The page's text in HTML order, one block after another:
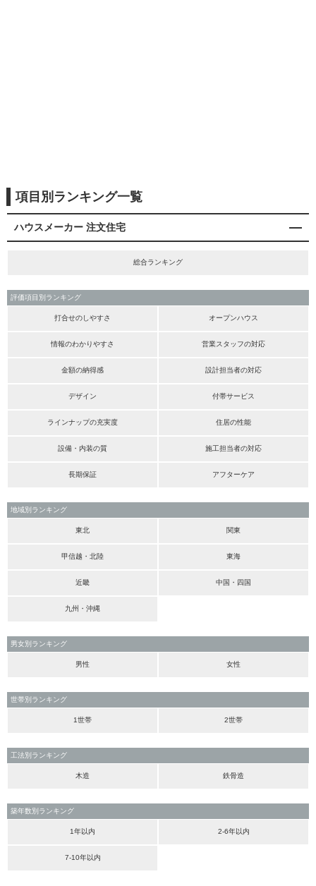
項目別ランキング一覧
ハウスメーカー 注文住宅
総合ランキング
評価項目別ランキング
打合せのしやすさ オープンハウス
情報のわかりやすさ 営業スタッフの対応
金額の納得感 設計担当者の対応
デザイン 付帯サービス
ラインナップの充実度 住居の性能
設備・内装の質 施工担当者の対応
長期保証 アフターケア
地域別ランキング
東北 関東
甲信越・北陸 東海
近畿 中国・四国
九州・沖縄
男女別ランキング
男性 女性
世帯別ランキング
1世帯 2世帯
工法別ランキング
木造 鉄骨造
築年数別ランキング
1年以内 2-6年以内
7-10年以内